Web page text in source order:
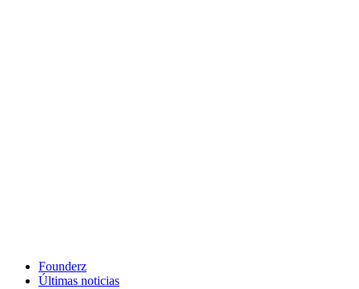
Founderz
Últimas noticias